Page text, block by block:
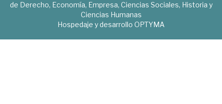
de Derecho, Economía, Empresa, Ciencias Sociales, Historia y
Ciencias Humanas
Hospedaje y desarrollo OPTYMA